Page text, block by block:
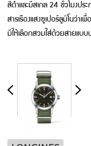
สีดำและมีสเกล 24 ชั่วโมงปร
สารเรืองแสงซูเปอร์ลูมิโนว่าเ
มีให้เลือกสวมใส่ด้วยสายแบบ